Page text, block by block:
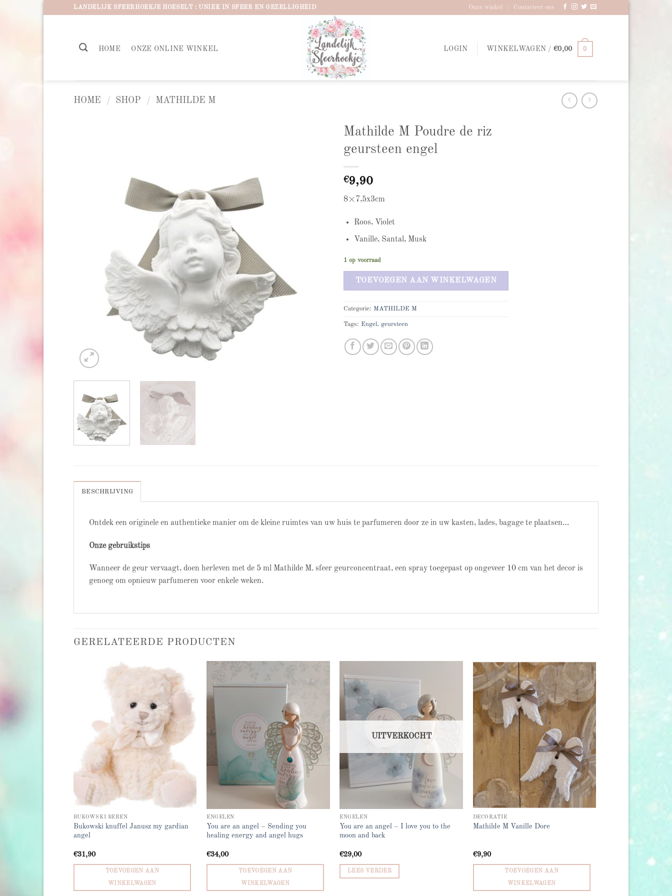
LANDELIJK SFEERHOEKJE HOESELT : UNIEK IN SFEER EN GEZELLIGHEID Onze winkel Contacteer ons
HOME ONZE ONLINE WINKEL LOGIN WINKELWAGEN /€0,00 0
HOME / SHOP / MATHILDE M
Mathilde M Poudre de riz
geursteen engel
€9,90
8×7,5x3cm
Roos, Violet
Vanille, Santal, Musk
1 op voorraad
TOEVOEGEN AAN WINKELWAGEN
Categorie: MATHILDE M
Tags: Engel, geursteen
BESCHRIJVING
Ontdek een originele en authentieke manier om de kleine ruimtes van uw huis te parfumeren door ze in uw kasten, lades, bagage te plaatsen…
Onze gebruikstips
Wanneer de geur vervaagt, doen herleven met de 5 ml Mathilde M. sfeer geurconcentraat, een spray toegepast op ongeveer 10 cm van het decor is
genoeg om opnieuw parfumeren voor enkele weken.
GERELATEERDE PRODUCTEN
Add to
wishlist
BUKOWSKI BEREN
Bukowski knuffel Janusz my gardian
angel
€31,90
TOEVOEGEN AAN
WINKELWAGEN
ENGELEN
You are an angel – Sending you
healing energy and angel hugs
€34,00
TOEVOEGEN AAN
WINKELWAGEN
UITVERKOCHT
ENGELEN
You are an angel – I love you to the
moon and back
€29,00
LEES VERDER
Add to
wishlist
DECORATIE
Mathilde M Vanille Dore
€9,90
TOEVOEGEN AAN
WINKELWAGEN